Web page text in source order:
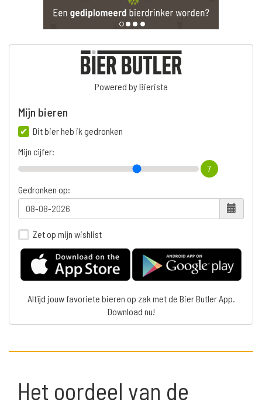
Powered by Bierista
Mijn bieren
Dit bier heb ik gedronken
Mijn cijfer:
7
Gedronken op:
Zet op mijn wishlist
Altijd jouw favoriete bieren op zak met de Bier Butler App.
Download nu!
Het oordeel van de